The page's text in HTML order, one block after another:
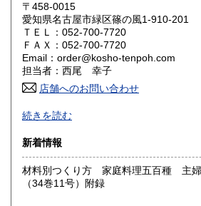
岡山県 810円 広島県
山口県 810円
香川県
佐賀県
熊本県 970円 大分
〒458-0015
愛知県名古屋市緑区篠の風1-910-201
ＴＥＬ：052-700-7720
ＦＡＸ：052-700-7720
Email：order@kosho-tenpoh.com
担当者：西尾 幸子
店舗へのお問い合わせ
近代文学、海外文学、探偵・幻想・SF
書、オカルティズムなど。
HPもぜひご覧下さいませ。
沿線名：-
最寄駅：-
続きを読む
新着情報
材料別つくり方 家庭料理五百種 主婦
（34巻11号）附録